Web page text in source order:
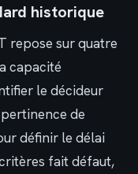
historique
repose sur quatre
capacité
le décideur
de
définir le délai
fait défaut,